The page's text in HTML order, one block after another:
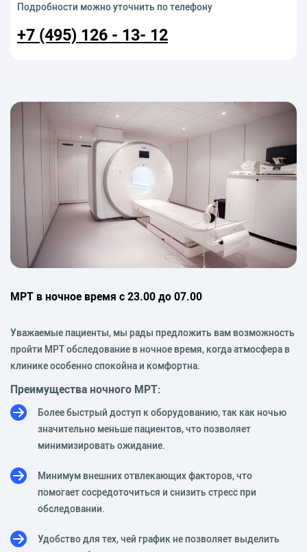
Подробности можно уточнить по телефону
+7 (495) 126 - 13- 12
МРТ в ночное время с 23.00 до 07.00
Уважаемые пациенты, мы рады предложить вам возможность
пройти МРТ обследование в ночное время, когда атмосфера в
клинике особенно спокойна и комфортна.
Преимущества ночного МРТ:
Более быстрый доступ к оборудованию, так как ночью
значительно меньше пациентов, что позволяет
минимизировать ожидание.
Минимум внешних отвлекающих факторов, что
помогает сосредоточиться и снизить стресс при
обследовании.
Удобство для тех, чей график не позволяет выделить